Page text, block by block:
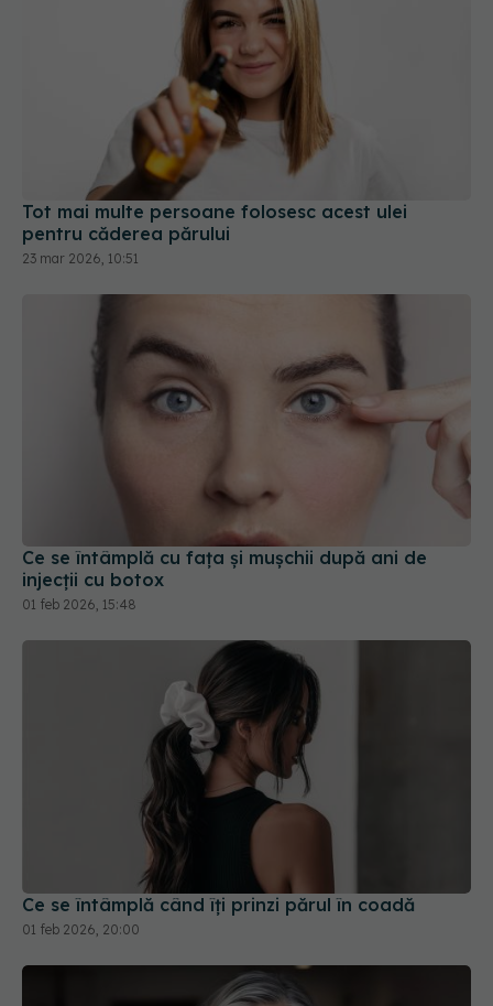
Tot mai multe persoane folosesc acest ulei
pentru căderea părului
23 mar 2026, 10:51
Ce se întâmplă cu fața și mușchii după ani de
injecții cu botox
01 feb 2026, 15:48
Ce se întâmplă când îți prinzi părul în coadă
01 feb 2026, 20:00